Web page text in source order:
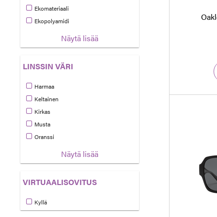
Tarkennettu Materiaali: Ekoasetaatti
Ekomateriaali
Tarkennettu Materiaali: Ekomateriaali
Ekopolyamidi
Näytä lisää
LINSSIN VÄRI
Harmaa
Tarkennettu Linssin väri: Harmaa
Keltainen
Tarkennettu Linssin väri: Keltainen
Kirkas
Tarkennettu Linssin väri: Kirkas
Musta
Tarkennettu Linssin väri: Musta
Oranssi
Näytä lisää
VIRTUAALISOVITUS
Kyllä
Tarkennettu Virtuaalisovitus: Kyllä